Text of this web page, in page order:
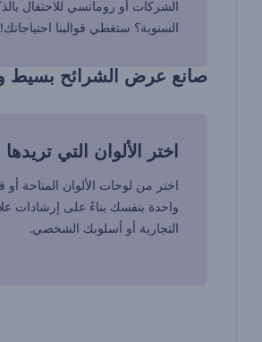
الشركات أو رومانسي للاحتفال
السنوية؟ ستغطي قوالبنا احتياجاتك!
صانع عرض الشرائح بسيط
اختر الألوان التي تريدها
اختر من لوحات الألوان المتاحة أو
واحدة بنفسك بناءً على إرشادات
التجارية أو أسلوبك الشخصي.